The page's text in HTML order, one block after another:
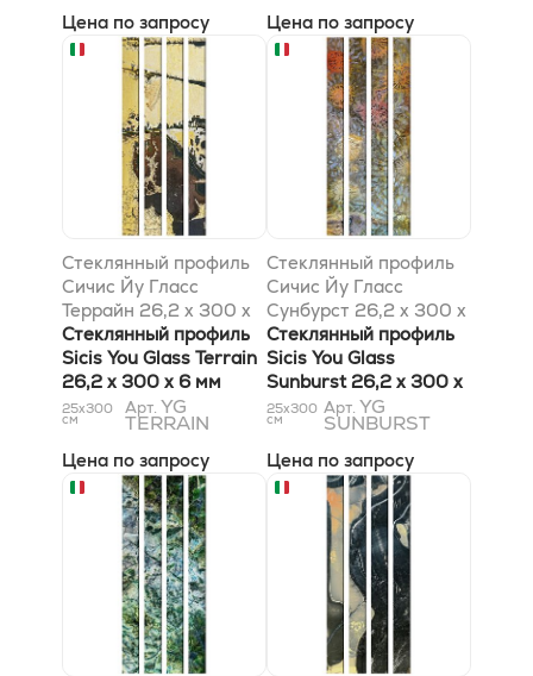
Цена по запросу Цена по запросу
Стеклянный профиль
Сичис Йу Гласс
Террайн 26,2 x 300 x
6 мм
Стеклянный профиль
Sicis You Glass Terrain
26,2 x 300 x 6 мм
25x300
см
Арт.YG
TERRAIN
Цена по запросу
Стеклянный профиль
Сичис Йу Гласс
Сунбурст 26,2 x 300 x
6 мм
Стеклянный профиль
Sicis You Glass
Sunburst 26,2 x 300 x
6 мм
25x300
см
Арт.YG
SUNBURST
Цена по запросу